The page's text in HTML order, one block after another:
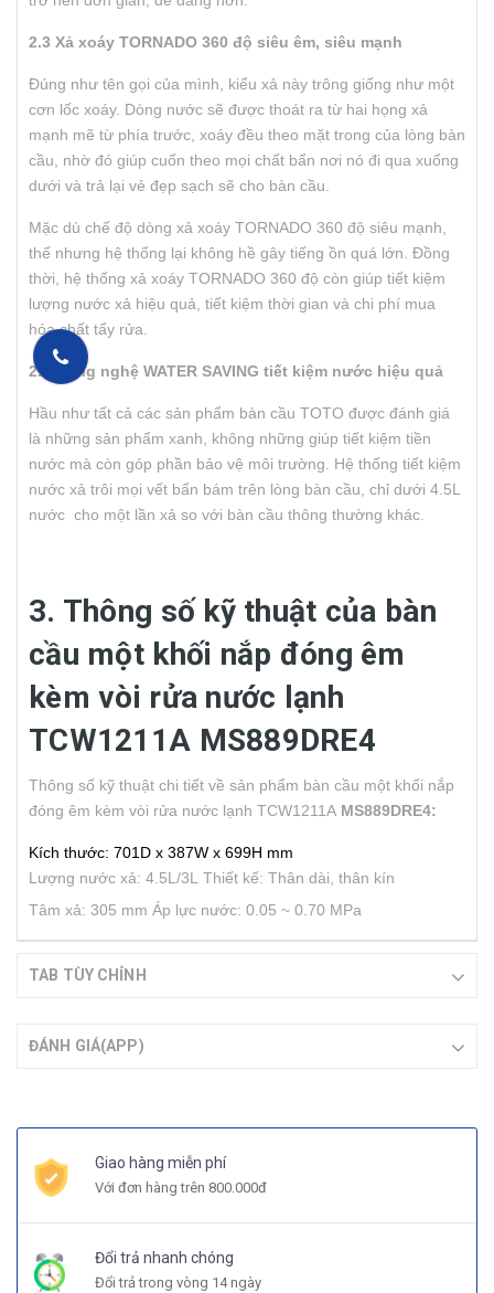
2.3 Xả xoáy TORNADO 360 độ siêu êm, siêu mạnh
Đúng như tên gọi của mình, kiểu xả này trông giống như một
cơn lốc xoáy. Dòng nước sẽ được thoát ra từ hai họng xả
mạnh mẽ từ phía trước, xoáy đều theo mặt trong của lòng bàn
cầu, nhờ đó giúp cuốn theo mọi chất bẩn nơi nó đi qua xuống
dưới và trả lại vẻ đẹp sạch sẽ cho bàn cầu.
Mặc dù chế độ dòng xả xoáy TORNADO 360 độ siêu mạnh,
thế nhưng hệ thống lại không hề gây tiếng ồn quá lớn. Đồng
thời, hệ thống xả xoáy TORNADO 360 độ còn giúp tiết kiệm
lượng nước xả hiệu quả, tiết kiệm thời gian và chi phí mua
hóa chất tẩy rửa.
2.4 Công nghệ WATER SAVING tiết kiệm nước hiệu quả
Hầu như tất cả các sản phẩm bàn cầu TOTO được đánh giá
là những sản phẩm xanh, không những giúp tiết kiệm tiền
nước mà còn góp phần bảo vệ môi trường. Hệ thống tiết kiệm
nước xả trôi mọi vết bẩn bám trên lòng bàn cầu, chỉ dưới 4.5L
nước cho một lần xả so với bàn cầu thông thường khác.
3. Thông số kỹ thuật của bàn
cầu một khối nắp đóng êm
kèm vòi rửa nước lạnh
TCW1211A MS889DRE4
Thông số kỹ thuật chi tiết về sản phẩm bàn cầu một khối nắp
đóng êm kèm vòi rửa nước lạnh TCW1211A MS889DRE4:
Kích thước: 701D x 387W x 699H mm
Lượng nước xả: 4.5L/3L Thiết kế: Thân dài, thân kín
Tâm xả: 305 mm Áp lực nước: 0.05 ~ 0.70 MPa
TAB TÙY CHỈNH
ĐÁNH GIÁ(APP)
Giao hàng miễn phí
Với đơn hàng trên 800.000đ
Đổi trả nhanh chóng
Đổi trả trong vòng 14 ngày